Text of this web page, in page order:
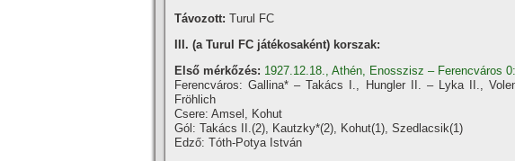
Távozott: Turul FC
III. (a Turul FC játékosaként) korszak:
Első mérkőzés: 1927.12.18., Athén, Enosszisz – Ferencváros
Ferencváros: Gallina* – Takács I., Hungler II. – Lyka II.,
Fröhlich
Csere: Amsel, Kohut
Gól: Takács II.(2), Kautzky*(2), Kohut(1), Szedlacsik(1)
Edző: Tóth-Potya István